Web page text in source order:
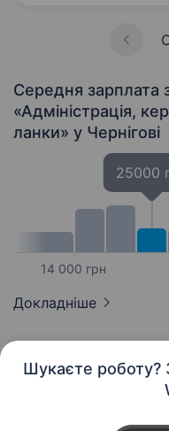
Шукаєте роботу?
Середня зарплата
«Адмiнiстрацiя,
ланки» у Чернігові
14 000 грн
25000
Докладніше